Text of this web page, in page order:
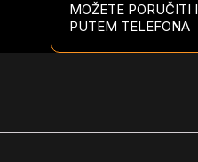
MOŽETE PORUČITI I
PUTEM TELEFONA